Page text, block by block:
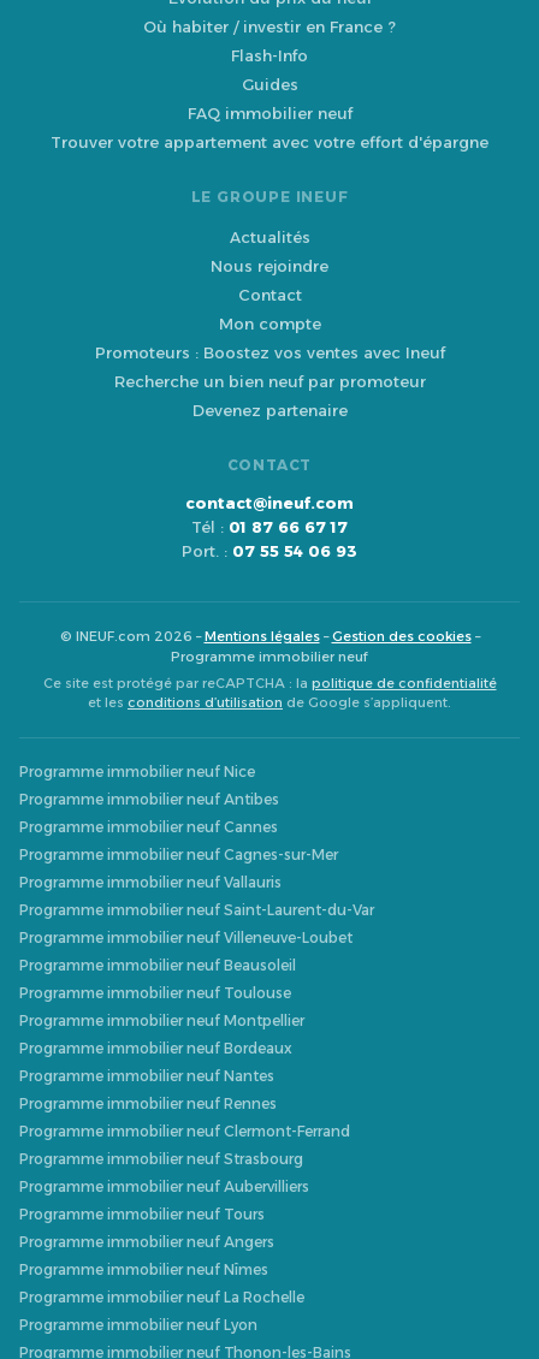
Où habiter / investir en France ?
Flash-Info
Guides
FAQ immobilier neuf
Trouver votre appartement avec votre effort d'épargne
LE GROUPE INEUF
Actualités
Nous rejoindre
Contact
Mon compte
Promoteurs : Boostez vos ventes avec Ineuf
Recherche un bien neuf par promoteur
Devenez partenaire
CONTACT
contact@ineuf.com
Tél : 01 87 66 67 17
Port. : 07 55 54 06 93
© INEUF.com 2026 –Mentions légales–Gestion des cookies–
Programme immobilier neuf
Ce site est protégé par reCAPTCHA : la politique de confidentialité
et les conditions d’utilisation de Google s’appliquent.
Programme immobilier neuf Nice
Programme immobilier neuf Antibes
Programme immobilier neuf Cannes
Programme immobilier neuf Cagnes-sur-Mer
Programme immobilier neuf Vallauris
Programme immobilier neuf Saint-Laurent-du-Var
Programme immobilier neuf Villeneuve-Loubet
Programme immobilier neuf Beausoleil
Programme immobilier neuf Toulouse
Programme immobilier neuf Montpellier
Programme immobilier neuf Bordeaux
Programme immobilier neuf Nantes
Programme immobilier neuf Rennes
Programme immobilier neuf Clermont-Ferrand
Programme immobilier neuf Strasbourg
Programme immobilier neuf Aubervilliers
Programme immobilier neuf Tours
Programme immobilier neuf Angers
Programme immobilier neuf Nîmes
Programme immobilier neuf La Rochelle
Programme immobilier neuf Lyon
Programme immobilier neuf Thonon-les-Bains